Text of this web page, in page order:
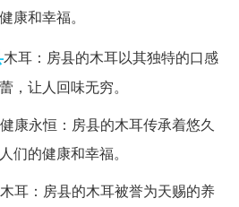
康和幸福。
木耳：房县的木耳以其独特的口感
，让人回味无穷。
康永恒：房县的木耳传承着悠久
们的健康和幸福。
耳：房县的木耳被誉为天赐的养